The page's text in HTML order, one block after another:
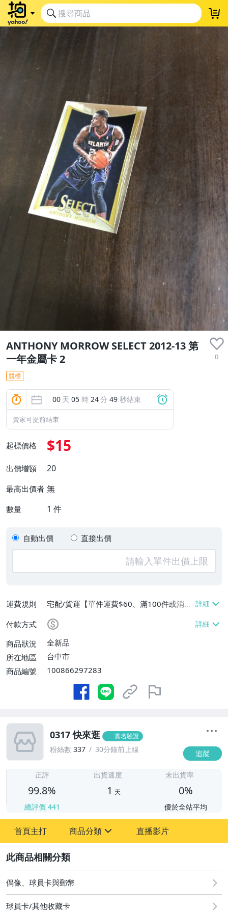
ANTHONY MORROW SELECT 2012-13 第
一年金屬卡 2
0
競標
00 天 05 時 24分 48 秒結束
賣家可提前結束
起標價格 $15
出價增額 20
最高出價者 無
數量 1 件
自動出價 直接出價
運費規則
宅配/貨運【單件運費$60、滿100件或消費
滿$9999免運費】
付款方式
商品狀況
全新品
所在地區
台中市
商品編號
100866297283
0317 快來逛 實名驗證
粉絲數 337 30分鐘前上線 追蹤
正評
99.8%
總評價 441
出貨速度
1 天
未出貨率
0%
優於全站平均
首頁主打 商品分類
偶像、球員卡與郵幣
直播影片
偶像、球員卡與郵幣
球員卡/其他收藏卡